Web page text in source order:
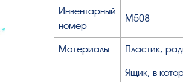
Инвентарный
номер
М508
Материалы Пластик,
Ящик, в